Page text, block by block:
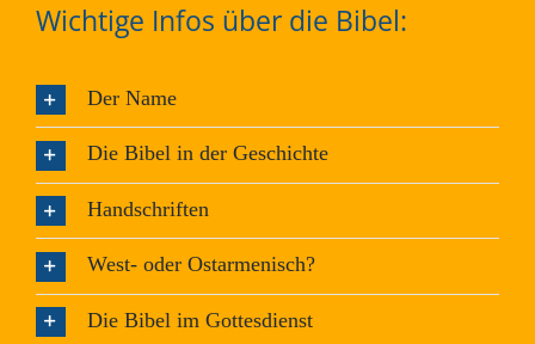
Wichtige Infos über die Bibel:
Der Name
Die Bibel in der Geschichte
Handschriften
West- oder Ostarmenisch?
Die Bibel im Gottesdienst